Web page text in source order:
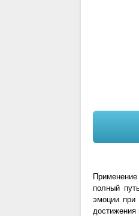
полный
эмоции при
достижения